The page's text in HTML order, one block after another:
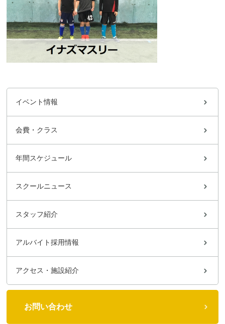
イベント情報
会費・クラス
年間スケジュール
スクールニュース
スタッフ紹介
アルバイト採用情報
アクセス・施設紹介
お問い合わせ